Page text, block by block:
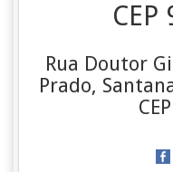
Rua Doutor
Prado,